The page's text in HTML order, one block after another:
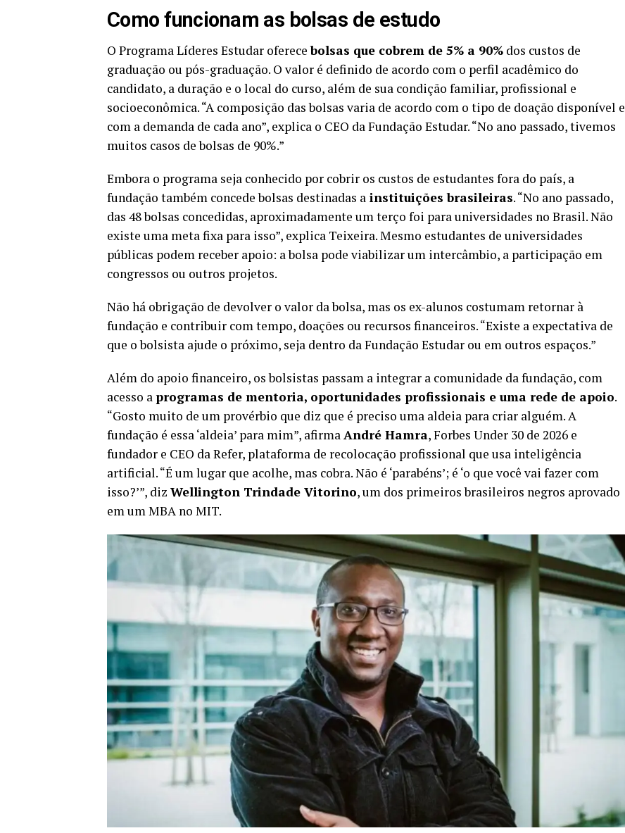
Como funcionam as bolsas de estudo
O Programa Líderes Estudar oferecebolsas que cobrem de 5% a 90% dos custos de
graduação ou pós-graduação. O valor é definido de acordo com o perfil acadêmico do
candidato, a duração e o local do curso, além de sua condição familiar, profissional e
socioeconômica. “A composição das bolsas varia de acordo com o tipo de doação disponível e
com a demanda de cada ano”, explica o CEO da Fundação Estudar. “No ano passado, tivemos
muitos casos de bolsas de 90%.”
Embora o programa seja conhecido por cobrir os custos de estudantes fora do país, a
fundação também concede bolsas destinadas a instituições brasileiras. “No ano passado,
das 48 bolsas concedidas, aproximadamente um terço foi para universidades no Brasil. Não
existe uma meta fixa para isso”, explica Teixeira. Mesmo estudantes de universidades
públicas podem receber apoio: a bolsa pode viabilizar um intercâmbio, a participação em
congressos ou outros projetos.
Não há obrigação de devolver o valor da bolsa, mas os ex-alunos costumam retornar à
fundação e contribuir com tempo, doações ou recursos financeiros. “Existe a expectativa de
que o bolsista ajude o próximo, seja dentro da Fundação Estudar ou em outros espaços.”
Além do apoio financeiro, os bolsistas passam a integrar a comunidade da fundação, com
acesso a programas de mentoria, oportunidades profissionais e uma rede de apoio.
“Gosto muito de um provérbio que diz que é preciso uma aldeia para criar alguém. A
fundação é essa ‘aldeia’ para mim”, afirma André Hamra, Forbes Under 30 de 2026 e
fundador e CEO da Refer, plataforma de recolocação profissional que usa inteligência
artificial. “É um lugar que acolhe, mas cobra. Não é ‘parabéns’; é ‘o que você vai fazer com
isso?’”, diz Wellington Trindade Vitorino, um dos primeiros brasileiros negros aprovado
em um MBA no MIT.